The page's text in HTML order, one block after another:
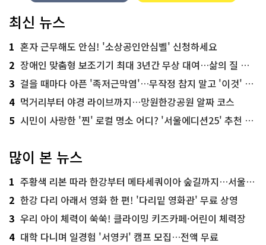
최신 뉴스
1 혼자 근무해도 안심! '소상공인안심벨' 신청하세요
2 장애인 맞춤형 보조기기 최대 3년간 무상 대여…삶의 질 높인다
3 걸을 때마다 아픈 '족저근막염'…무작정 참지 말고 '이것' 해보세요!
4 먹거리부터 야경 라이브까지…망원한강공원 알짜 코스
5 시민이 사랑한 '찐' 로컬 명소 어디? '서울에디션25' 추천 코스
많이 본 뉴스
1 주황색 리본 따라 한강부터 메타세쿼이아 숲길까지…서울둘레길 15코스
2 한강 다리 아래서 영화 한 편! '다리밑 영화관' 무료 상영
3 우리 아이 체력이 쑥쑥! 클라이밍 키즈카페·어린이 체력장
4 대학 다니며 일경험 '서영커' 캠프 모집…전액 무료